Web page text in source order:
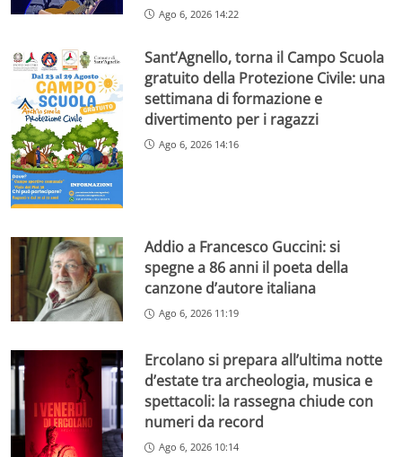
Ago 6, 2026 14:22
Sant’Agnello, torna il Campo Scuola
gratuito della Protezione Civile: una
settimana di formazione e
divertimento per i ragazzi
Ago 6, 2026 14:16
Addio a Francesco Guccini: si
spegne a 86 anni il poeta della
canzone d’autore italiana
Ago 6, 2026 11:19
Ercolano si prepara all’ultima notte
d’estate tra archeologia, musica e
spettacoli: la rassegna chiude con
numeri da record
Ago 6, 2026 10:14